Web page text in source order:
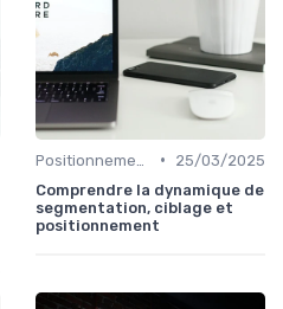
•
25/03/2025
Comprendre la dynamique de
segmentation, ciblage et
positionnement